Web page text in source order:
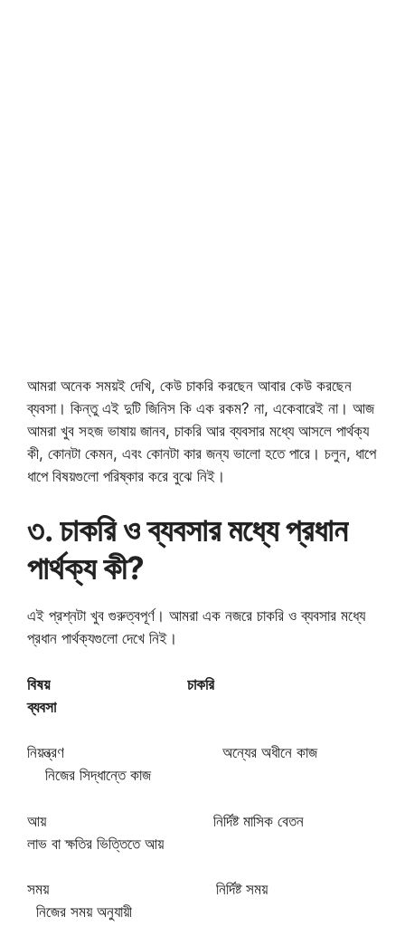
আমরা অনেক সময়ই দেখি, কেউ চাকরি করছেন আবার কেউ করছেন
ব্যবসা। কিন্তু এই দুটি জিনিস কি এক রকম? না, একেবারেই না। আজ
আমরা খুব সহজ ভাষায় জানব, চাকরি আর ব্যবসার মধ্যে আসলে পার্থক্য
কী, কোনটা কেমন, এবং কোনটা কার জন্য ভালো হতে পারে। চলুন, ধাপে
ধাপে বিষয়গুলো পরিষ্কার করে বুঝে নিই।
৩. চাকরি ও ব্যবসার মধ্যে প্রধান
পার্থক্য কী?
এই প্রশ্নটা খুব গুরুত্বপূর্ণ। আমরা এক নজরে চাকরি ও ব্যবসার মধ্যে
প্রধান পার্থক্যগুলো দেখে নিই।
বিষয় চাকরি
ব্যবসা
নিয়ন্ত্রণ অন্যের অধীনে কাজ
নিজের সিদ্ধান্তে কাজ
আয় নির্দিষ্ট মাসিক বেতন
লাভ বা ক্ষতির ভিত্তিতে আয়
সময় নির্দিষ্ট সময়
নিজের সময় অনুযায়ী